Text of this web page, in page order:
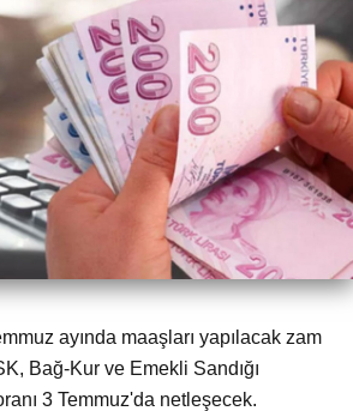
ayında maaşları yapılacak zam
Bağ-Kur ve Emekli Sandığı
3 Temmuz'da netleşecek.